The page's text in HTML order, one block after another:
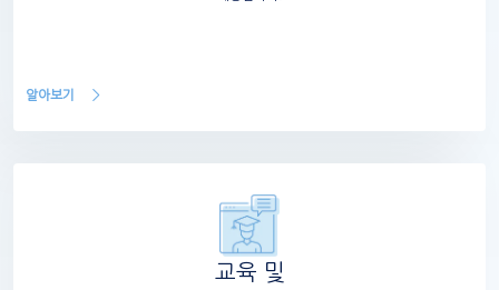
알아보기
교육 및